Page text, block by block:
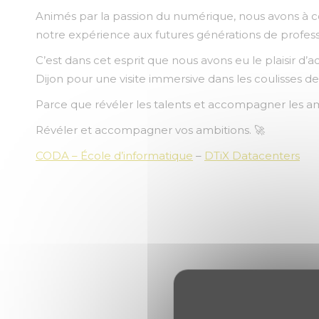
Animés par la passion du numérique, nous avons
notre expérience aux futures générations de
C’est dans cet esprit que nous avons eu le plaisir
Dijon pour une visite immersive dans les coulisses
Parce que révéler les talents et accompagner les
Révéler et accompagner vos ambitions. 🚀
CODA – École d’informatique – DTiX Datacenters